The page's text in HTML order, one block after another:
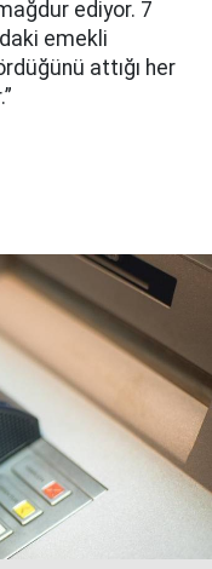
ediyor. 7
emekli
attığı her